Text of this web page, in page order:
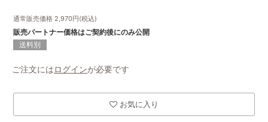
通常販売価格 2,970円(税込)
販売パートナー価格はご契約後にのみ公開
送料別
ご注文にはログインが必要です
お気に入り